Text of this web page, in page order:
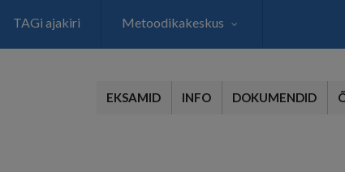
TAGi ajakiri Metoodikakeskus
EKSAMID INFO DOKUMENDID